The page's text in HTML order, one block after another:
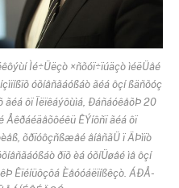
Ìé÷Üëçò ×ñõóï÷ïúäçò ìéëÜåé
óõíåñãáóßáò ãéá ôçí ßäñõóç
ãéá ôï Ïëïêáýôùìá, ÐáñáóêåõÞ 20
Åêðáéäåõôéêü ÊÝíôñï ãéá ôï
õðïóôçñßæåé åíåñãÜ ï ÄÞìïò
ðïõ èá óõíÜøåé ìå ôçí
Êïéíüôçôá Èåóóáëïíßêçò. ÁÐÅ-